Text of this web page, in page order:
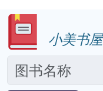
小美书屋